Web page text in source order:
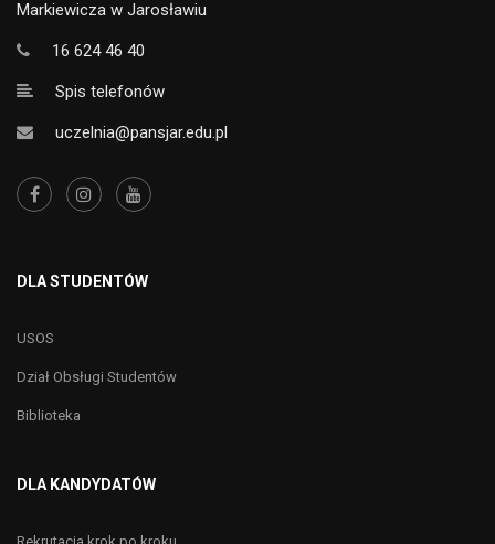
Markiewicza w Jarosławiu
16 624 46 40
Spis telefonów
uczelnia@pansjar.edu.pl
DLA STUDENTÓW
USOS
Dział Obsługi Studentów
Biblioteka
DLA KANDYDATÓW